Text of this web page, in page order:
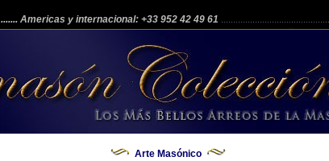
....... Americas y internacional: +33 952 42 49 61
Arte Masónico